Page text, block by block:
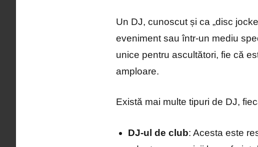
Un DJ, cunoscut și ca „disc
eveniment sau într-un mediu
unice pentru ascultători, fie că
amploare.
Există mai multe tipuri de DJ,
DJ-ul de club: Acesta este